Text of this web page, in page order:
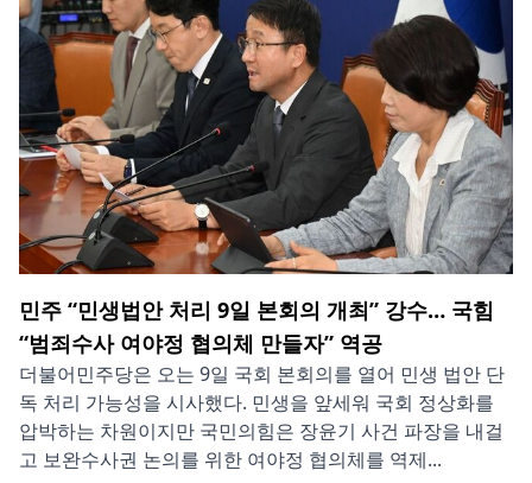
민주 “민생법안 처리 9일 본회의 개최” 강수… 국힘
“범죄수사 여야정 협의체 만들자” 역공
더불어민주당은 오는 9일 국회 본회의를 열어 민생 법안 단
독 처리 가능성을 시사했다. 민생을 앞세워 국회 정상화를
압박하는 차원이지만 국민의힘은 장윤기 사건 파장을 내걸
고 보완수사권 논의를 위한 여야정 협의체를 역제...